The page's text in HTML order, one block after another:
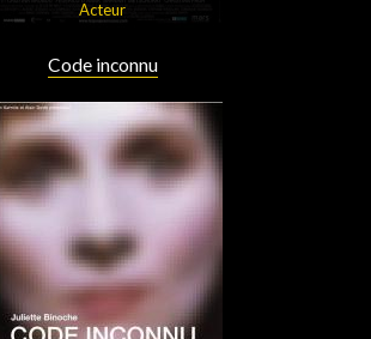
Acteur
Code inconnu